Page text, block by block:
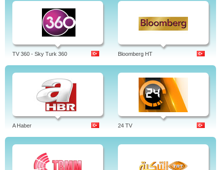
TV 360 - Sky Turk 360 Bloomberg HT
A Haber 24 TV